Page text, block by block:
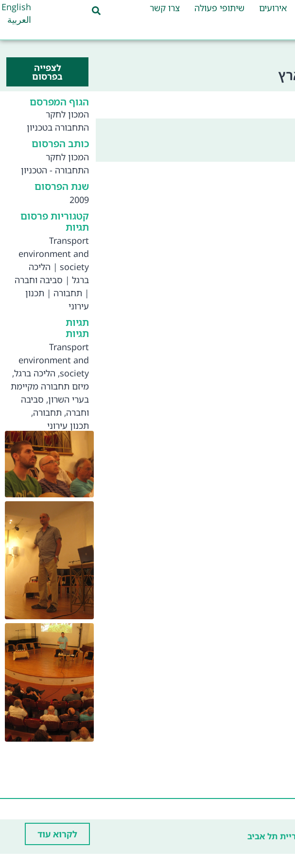
אירועים שיתופי פעולה צרו קשר
English
العربية
לצפייה
בפרסום
הגוף המפרסם
המכון לחקר
התחבורה בטכניון
כותב הפרסום
המכון לחקר
התחבורה - הטכניון
שנת הפרסום
2009
קטגוריות פרסום
תגיות
Transport
environment and
society
| הליכה
ברגל | סביבה וחברה
| תחבורה | תכנון
עירוני
תגיות
תגיות
Transport
environment and
society
, הליכה ברגל,
מיזם תחבורה מקיימת
בערי השרון, סביבה
וחברה, תחבורה,
תכנון עירוני
תל אביב לקרוא עוד